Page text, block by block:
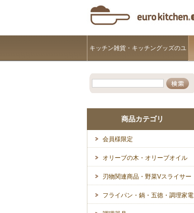
キッチン雑貨・キッチングッズのユ
ーロキッチンKASAI
商品カテゴリ
会員様限定
オリーブの木・オリーブオイル
刃物関連商品・野菜Vスライサー
フライパン・鍋・五徳・調理家電